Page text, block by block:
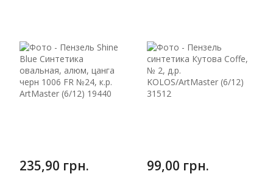
235,90 грн. 99,00 грн.